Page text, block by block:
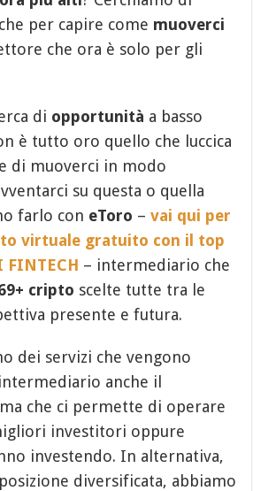
per capire come muoverci
che ora è solo per gli
di opportunità a basso
è tutto oro quello che luccica
di muoverci in modo
su questa o quella
farlo con eToro –vai qui per
virtuale gratuito con il top
FINTECH – intermediario che
cripto scelte tutte tra le
presente e futura.
dei servizi che vengono
anche il
che ci permette di operare
investitori oppure
investendo. In alternativa,
diversificata, abbiamo